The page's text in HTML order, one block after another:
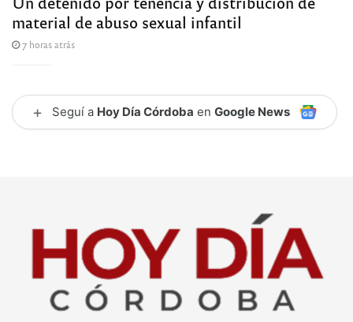
material de abuso sexual infantil
7 horas atrás
+ Seguí a Hoy Día Córdoba en Google News